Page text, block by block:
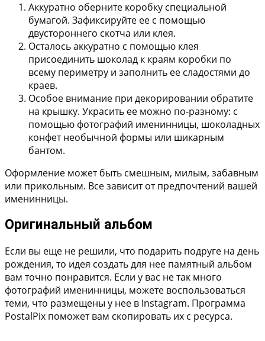
Аккуратно оберните коробку специальной
бумагой. Зафиксируйте ее с помощью
двустороннего скотча или клея.
Осталось аккуратно с помощью клея
присоединить шоколад к краям коробки по
всему периметру и заполнить ее сладостями до
краев.
Особое внимание при декорировании обратите
на крышку. Украсить ее можно по-разному: с
помощью фотографий именинницы, шоколадных
конфет необычной формы или шикарным
бантом.
Оформление может быть смешным, милым, забавным
или прикольным. Все зависит от предпочтений вашей
именинницы.
Оригинальный альбом
Если вы еще не решили, что подарить подруге на день
рождения, то идея создать для нее памятный альбом
вам точно понравится. Если у вас не так много
фотографий именинницы, можете воспользоваться
теми, что размещены у нее в Instagram. Программа
PostalPix поможет вам скопировать их с ресурса.